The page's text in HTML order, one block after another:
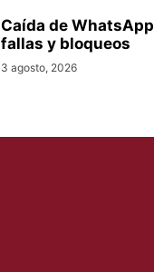
Caída de
fallas y bloqueos
3 agosto, 2026